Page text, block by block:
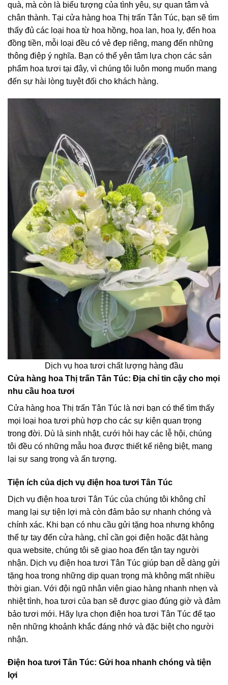
quà, mà còn là biểu tượng của tình yêu, sự quan tâm và
chân thành. Tại cửa hàng hoa Thị trấn Tân Túc, bạn sẽ tìm
thấy đủ các loại hoa từ hoa hồng, hoa lan, hoa ly, đến hoa
đồng tiền, mỗi loại đều có vẻ đẹp riêng, mang đến những
thông điệp ý nghĩa. Bạn có thể yên tâm lựa chọn các sản
phẩm hoa tươi tại đây, vì chúng tôi luôn mong muốn mang
đến sự hài lòng tuyệt đối cho khách hàng.
Dịch vụ hoa tươi chất lượng hàng đầu
Cửa hàng hoa Thị trấn Tân Túc: Địa chỉ tin cậy cho mọi
nhu cầu hoa tươi
Cửa hàng hoa Thị trấn Tân Túc là nơi bạn có thể tìm thấy
mọi loại hoa tươi phù hợp cho các sự kiện quan trọng
trong đời. Dù là sinh nhật, cưới hỏi hay các lễ hội, chúng
tôi đều có những mẫu hoa được thiết kế riêng biệt, mang
lại sự sang trọng và ấn tượng.
Tiện ích của dịch vụ điện hoa tươi Tân Túc
Dịch vụ điện hoa tươi Tân Túc của chúng tôi không chỉ
mang lại sự tiện lợi mà còn đảm bảo sự nhanh chóng và
chính xác. Khi bạn có nhu cầu gửi tặng hoa nhưng không
thể tự tay đến cửa hàng, chỉ cần gọi điện hoặc đặt hàng
qua website, chúng tôi sẽ giao hoa đến tận tay người
nhận. Dịch vụ điện hoa tươi Tân Túc giúp bạn dễ dàng gửi
tặng hoa trong những dịp quan trọng mà không mất nhiều
thời gian. Với đội ngũ nhân viên giao hàng nhanh nhẹn và
nhiệt tình, hoa tươi của bạn sẽ được giao đúng giờ và đảm
bảo tươi mới. Hãy lựa chọn điện hoa tươi Tân Túc để tạo
nên những khoảnh khắc đáng nhớ và đặc biệt cho người
nhận.
Điện hoa tươi Tân Túc: Gửi hoa nhanh chóng và tiện
lợi